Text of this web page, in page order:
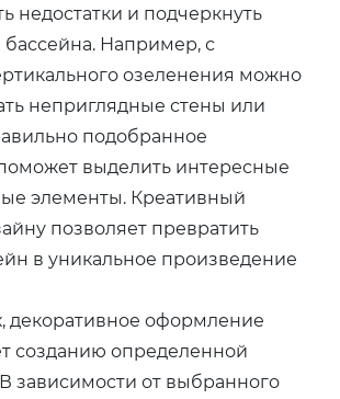
недостатки и подчеркнуть
бассейна. Например, с
озеленения можно
неприглядные стены или
подобранное
выделить интересные
элементы. Креативный
позволяет превратить
в уникальное произведение
декоративное оформление
созданию определенной
зависимости от выбранного